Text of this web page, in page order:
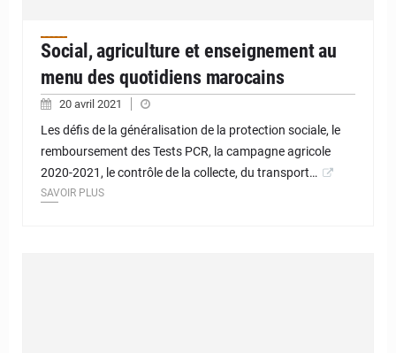
Social, agriculture et enseignement au
menu des quotidiens marocains
20 avril 2021
Les défis de la généralisation de la protection sociale, le
remboursement des Tests PCR, la campagne agricole
2020-2021, le contrôle de la collecte, du transport…
SAVOIR PLUS